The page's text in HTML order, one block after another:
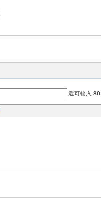
還可輸入 80